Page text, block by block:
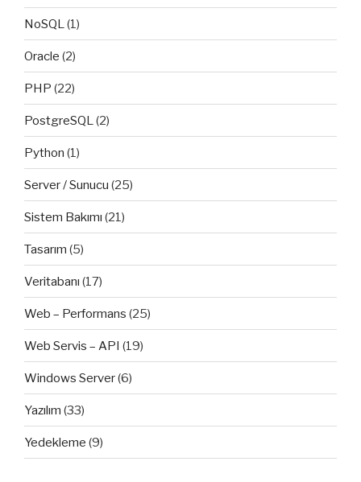
NoSQL(1)
Oracle (2)
PHP (22)
PostgreSQL(2)
Python (1)
Server / Sunucu (25)
Sistem Bakımı (21)
Tasarım (5)
Veritabanı (17)
Web – Performans (25)
Web Servis – API (19)
Windows Server(6)
Yazılım (33)
Yedekleme (9)